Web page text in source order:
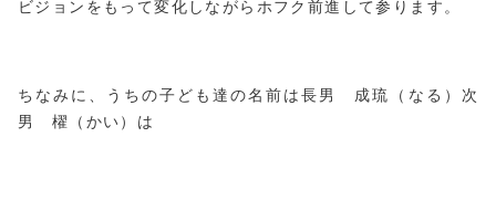
ビジョンをもって変化しながらホフク前進して参ります。
ちなみに、うちの子ども達の名前は長男 成琉（なる）次
男 櫂（かい）は